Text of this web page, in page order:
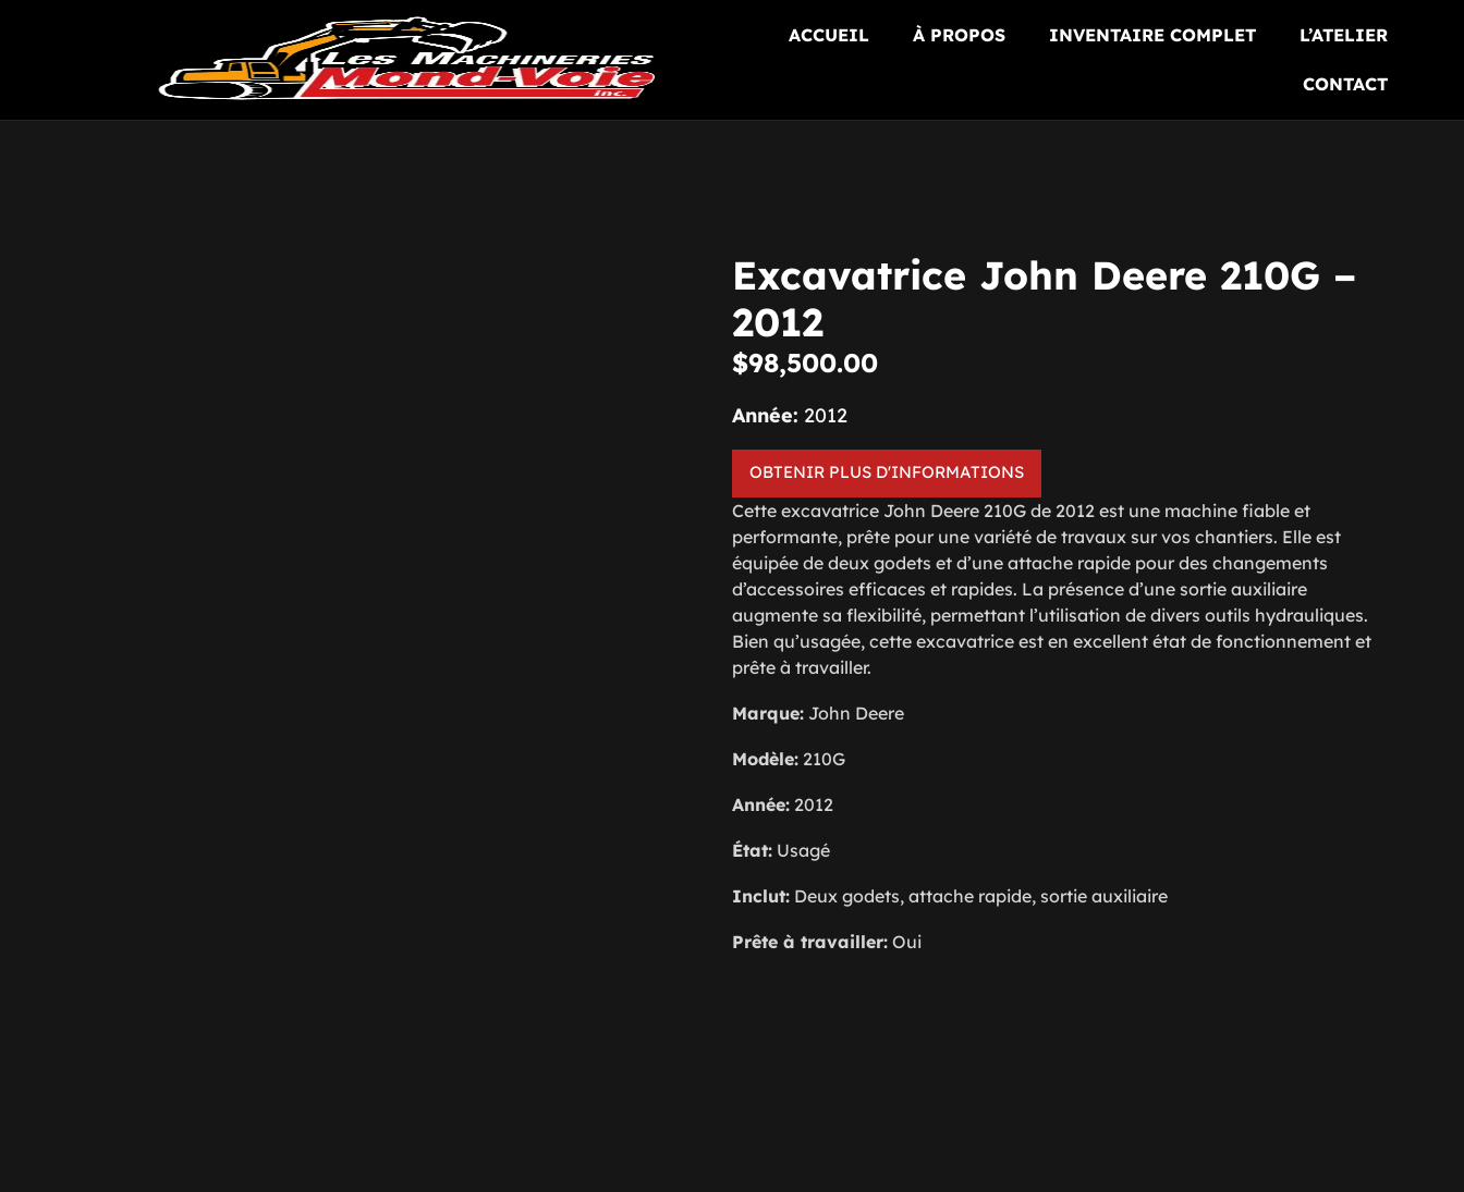
ACCUEIL À PROPOS INVENTAIRE COMPLET L’ATELIER
CONTACT
Excavatrice John Deere 210G –
2012
$98,500.00
Année: 2012
OBTENIR PLUS D'INFORMATIONS
Cette excavatrice John Deere 210G de 2012 est une machine fiable et
performante, prête pour une variété de travaux sur vos chantiers. Elle est
équipée de deux godets et d’une attache rapide pour des changements
d’accessoires efficaces et rapides. La présence d’une sortie auxiliaire
augmente sa flexibilité, permettant l’utilisation de divers outils hydrauliques.
Bien qu’usagée, cette excavatrice est en excellent état de fonctionnement et
prête à travailler.
Marque: John Deere
Modèle: 210G
Année: 2012
État: Usagé
Inclut: Deux godets, attache rapide, sortie auxiliaire
Prête à travailler: Oui